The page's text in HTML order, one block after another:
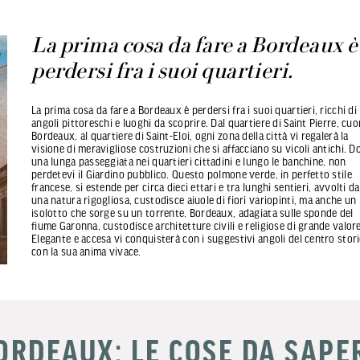
La prima cosa da fare a Bordeaux è
perdersi fra i suoi quartieri.
La prima cosa da fare a Bordeaux è perdersi fra i suoi quartieri, ricchi di
angoli pittoreschi e luoghi da scoprire. Dal quartiere di Saint Pierre,
Bordeaux, al quartiere di Saint-Eloi, ogni zona della città vi regalerà la
visione di meravigliose costruzioni che si affacciano su vicoli antichi.
una lunga passeggiata nei quartieri cittadini e lungo le banchine, non
perdetevi il Giardino pubblico. Questo polmone verde, in perfetto stile
francese, si estende per circa dieci ettari e tra lunghi sentieri, avvolti da
una natura rigogliosa, custodisce aiuole di fiori variopinti, ma anche un
isolotto che sorge su un torrente. Bordeaux, adagiata sulle sponde del
fiume Garonna, custodisce architetture civili e religiose di grande valore.
Elegante e accesa vi conquisterà con i suggestivi angoli del centro
con la sua anima vivace.
LE COSE DA